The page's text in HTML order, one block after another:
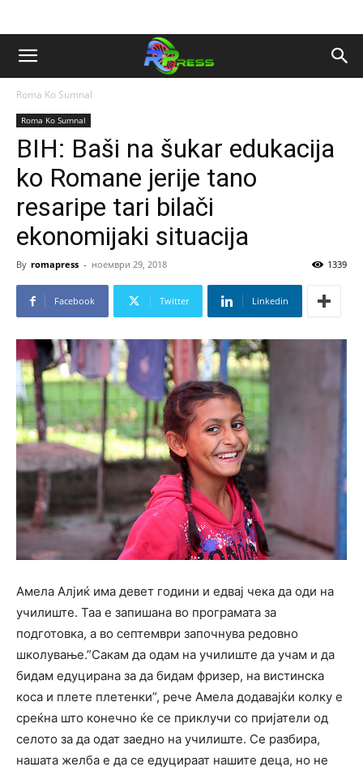
Roma Ko Sumnal
Roma Ko Sumnal
BIH: Baši na šukar edukacija
ko Romane jerije tano
resaripe tari bilači
ekonomijaki situacija
By romapress - ноември 29, 2018 1339
Facebook Twitter Linkedin
Амела Алјиќ има девет години и едвај чека да оди на
училиште. Таа е запишана во програмата за
подготовка, а во септември започнува редовно
школување.”Сакам да одам на училиште да учам и да
бидам едуцирана за да бидам фризер, на вистинска
коса и плете плетенки”, рече Амела додавајќи колку е
среќна што конечно ќе се приклучи со пријатели од
селото за да одат заедно на училиште. Се разбира,
нашата желба е да се едуцираат нашите деца, но не